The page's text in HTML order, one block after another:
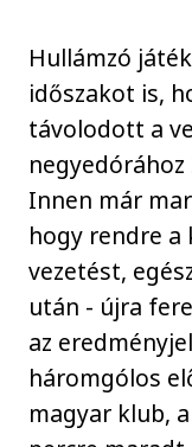
Hullámzó
időszakot is,
távolodott a
Innen már
hogy rendre a
vezetést,
után - újra
az
háromgólos
magyar klub,